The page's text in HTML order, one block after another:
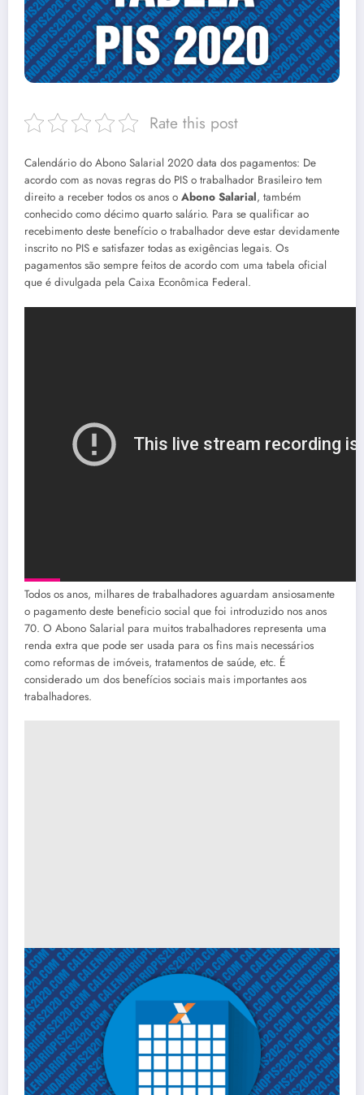
Rate this post
Calendário do Abono Salarial 2020 data dos pagamentos: De
acordo com as novas regras do PIS o trabalhador Brasileiro tem
direito a receber todos os anos o Abono Salarial, também
conhecido como décimo quarto salário. Para se qualificar ao
recebimento deste benefício o trabalhador deve estar devidamente
inscrito no PIS e satisfazer todas as exigências legais. Os
pagamentos são sempre feitos de acordo com uma tabela oficial
que é divulgada pela Caixa Econômica Federal.
Todos os anos, milhares de trabalhadores aguardam ansiosamente
o pagamento deste beneficio social que foi introduzido nos anos
70. O Abono Salarial para muitos trabalhadores representa uma
renda extra que pode ser usada para os fins mais necessários
como reformas de imóveis, tratamentos de saúde, etc. É
considerado um dos benefícios sociais mais importantes aos
trabalhadores.